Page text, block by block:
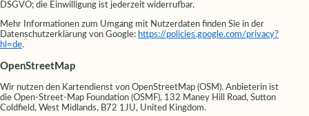
DSGVO; die Einwilligung ist jederzeit widerrufbar.
Mehr Informationen zum Umgang mit Nutzerdaten finden Sie in der
Datenschutzerklärung von Google: https://policies.google.com/privacy?
hl=de.
OpenStreetMap
Wir nutzen den Kartendienst von OpenStreetMap (OSM). Anbieterin ist
die Open-Street-Map Foundation (OSMF), 132 Maney Hill Road, Sutton
Coldfield, West Midlands, B72 1JU, United Kingdom.